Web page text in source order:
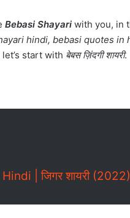
Bebasi Shayari with you, in
hindi, bebasi quotes in
start with बेबस ज़िंदगी शायरी.
| जिगर शायरी (2022)